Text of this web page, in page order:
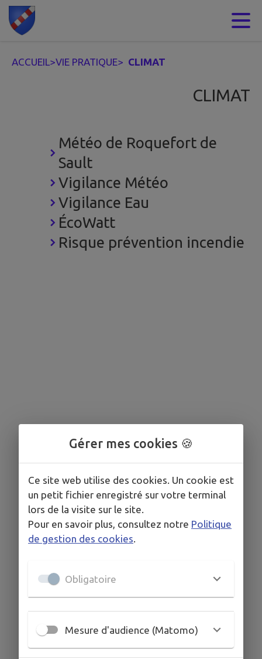
Contenu
ACCUEIL>VIE PRATIQUE> CLIMAT
CLIMAT
Météo de Roquefort de
Sault
Vigilance Météo
Vigilance Eau
ÉcoWatt
Risque prévention incendie
Gérer mes cookies 🍪
Ce site web utilise des cookies. Un cookie est
un petit fichier enregistré sur votre terminal
lors de la visite sur le site.
Pour en savoir plus, consultez notre Politique
de gestion des cookies.
Obligatoire
Mesure d'audience (Matomo)